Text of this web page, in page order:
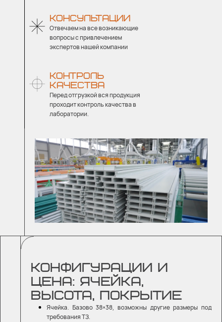
КОНСУЛЬТАЦИИ
Отвечаем на все возникающие
вопросы с привлечением
экспертов нашей компании
КОНТРОЛЬ
КАЧЕСТВА
Перед отгрузкой вся продукция
проходит контроль качества в
лаборатории.
КОНФИГУРАЦИИ И
ЦЕНА: ЯЧЕЙКА,
ВЫСОТА, ПОКРЫТИЕ
Ячейка. Базово 38×38, возможны другие размеры под
требования ТЗ.